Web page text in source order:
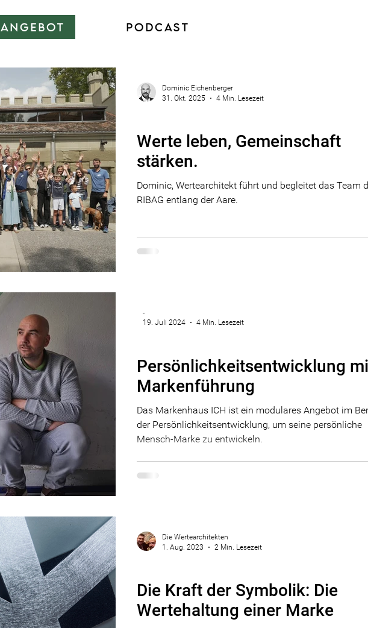
ANGEBOT PODCAST
Werte leben, Gemeinschaft
stärken.
Dominic, Wertearchitekt führt und begleitet das Team
RIBAG entlang der Aare.
Dominic Eichenberger
31. Okt. 2025
4 Min. Lesezeit
Persönlichkeitsentwicklung
Markenführung
Das Markenhaus ICH ist ein modulares Angebot im
der Persönlichkeitsentwicklung, um seine persönliche
Mensch-Marke zu entwickeln.
-
19. Juli 2024
4 Min. Lesezeit
Die Kraft der Symbolik: Die
Wertehaltung einer Marke
Die Wertearchitekten
1. Aug. 2023
2 Min. Lesezeit